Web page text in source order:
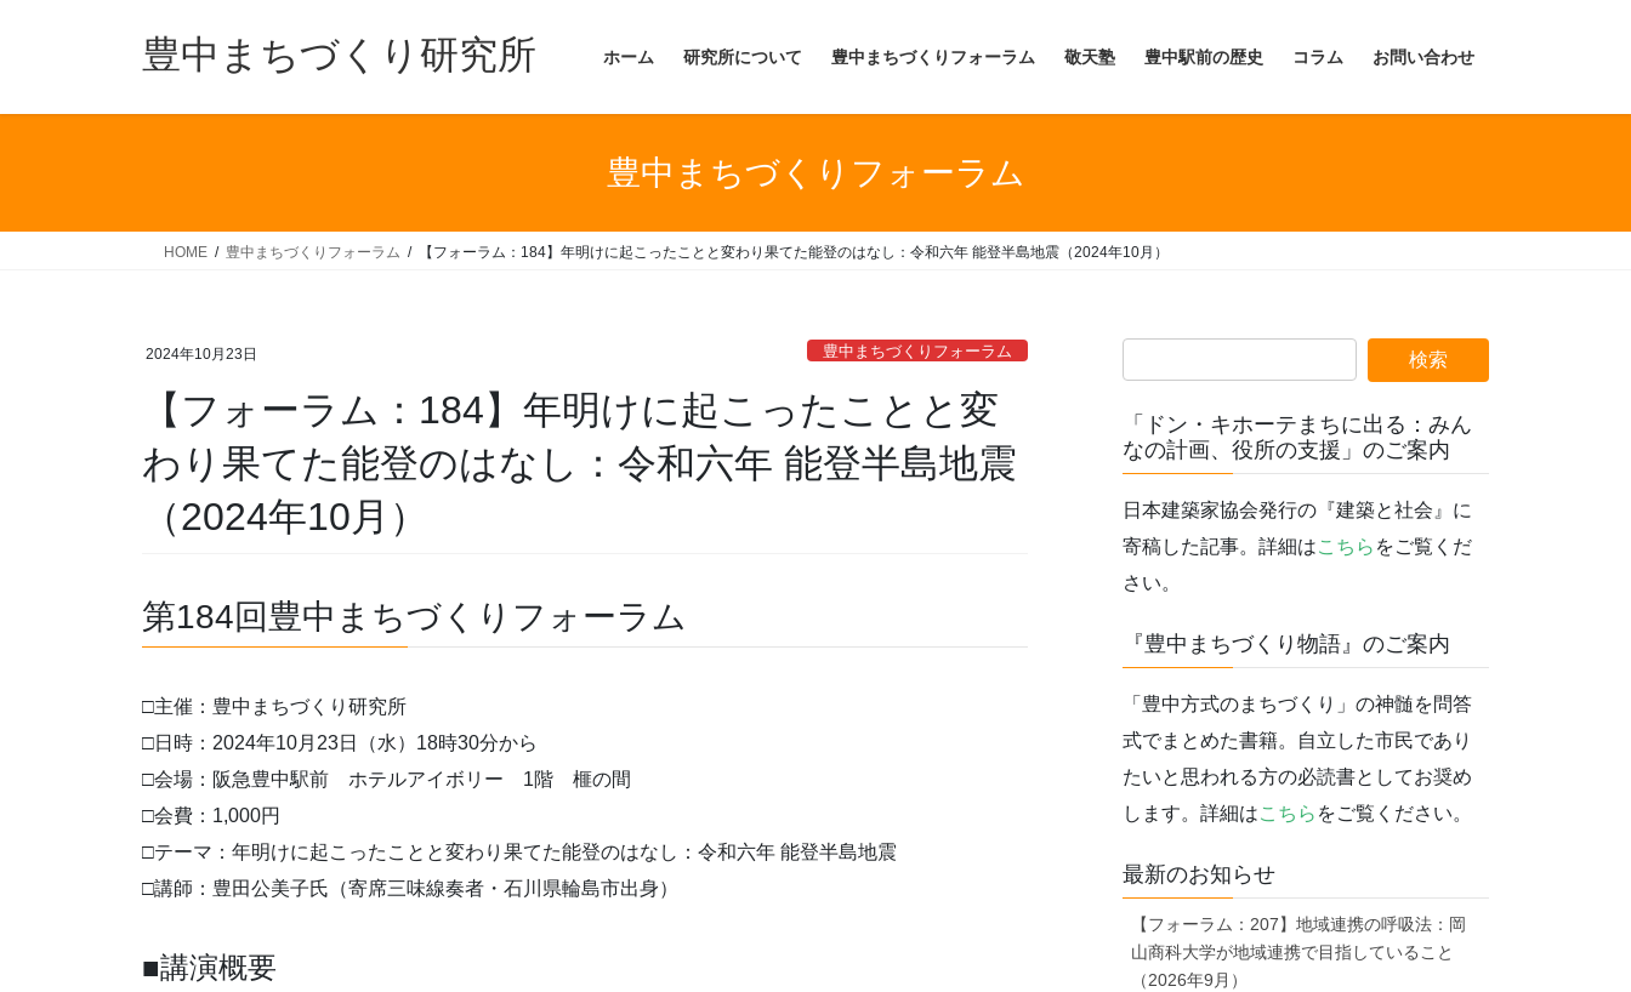
豊中まちづくり研究所 ホーム 研究所について 豊中まちづくりフォーラム 敬天塾 豊中駅前の歴史 コラム お問い合わせ
豊中まちづくりフォーラム
HOME 豊中まちづくりフォーラム 【フォーラム：184】年明けに起こったことと変わり果てた能登のはなし：令和六年 能登半島地震（2024年10月）
2024年10月23日 豊中まちづくりフォーラム
【フォーラム：184】年明けに起こったことと変
わり果てた能登のはなし：令和六年 能登半島地震
（2024年10月）
第184回豊中まちづくりフォーラム
□主催：豊中まちづくり研究所
□日時：2024年10月23日（水）18時30分から
□会場：阪急豊中駅前 ホテルアイボリー 1階 榧の間
□会費：1,000円
□テーマ：年明けに起こったことと変わり果てた能登のはなし：令和六年 能登半島地震
□講師：豊田公美子氏（寄席三味線奏者・石川県輪島市出身）
■講演概要
「ドン・キホーテまちに出る：みん
なの計画、役所の支援」のご案内
日本建築家協会発行の『建築と社会』に
寄稿した記事。詳細はこちら をご覧くだ
さい。
『豊中まちづくり物語』のご案内
「豊中方式のまちづくり」の神髄を問答
式でまとめた書籍。自立した市民であり
たいと思われる方の必読書としてお奨め
します。詳細はこちら をご覧ください。
最新のお知らせ
【フォーラム：207】地域連携の呼吸法：岡
山商科大学が地域連携で目指していること
（2026年9月）